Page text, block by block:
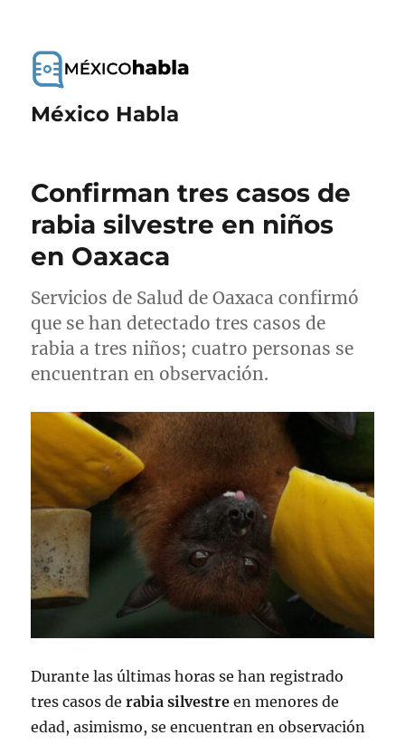
México Habla
Confirman tres casos de
rabia silvestre en niños
en Oaxaca
Servicios de Salud de Oaxaca confirmó
que se han detectado tres casos de
rabia a tres niños; cuatro personas se
encuentran en observación.
Durante las últimas horas se han registrado
tres casos derabia silvestre en menores de
edad, asimismo, se encuentran en observación